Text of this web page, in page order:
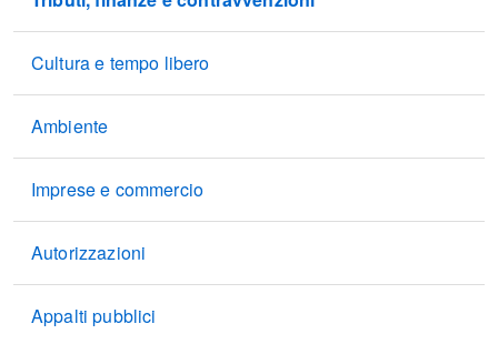
Cultura e tempo libero
Ambiente
Imprese e commercio
Autorizzazioni
Appalti pubblici